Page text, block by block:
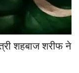
शहबाज शरीफ ने